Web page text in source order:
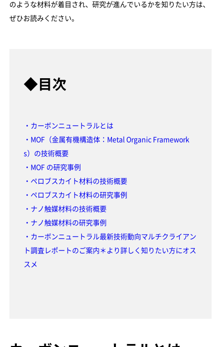
のような材料が着目され、研究が進んでいるかを知りたい方は、
ぜひお読みください。
◆目次
・カーボンニュートラルとは
・MOF（金属有機構造体：Metal Organic Framework
s）の技術概要
・MOF の研究事例
・ペロブスカイト材料の技術概要
・ペロブスカイト材料の研究事例
・ナノ触媒材料の技術概要
・ナノ触媒材料の研究事例
・カーボンニュートラル最新技術動向マルチクライアン
ト調査レポートのご案内＊より詳しく知りたい方にオス
スメ